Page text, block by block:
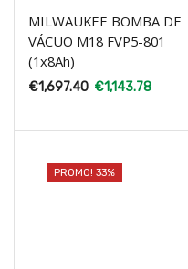
MILWAUKEE BOMBA DE
VÁCUO M18 FVP5-801
(1x8Ah)
€1,697.40 €1,143.78
PROMO! 33%